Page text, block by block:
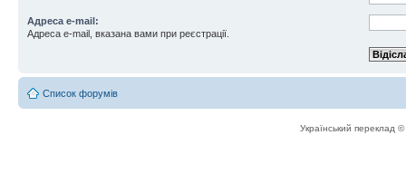
Адреса e-mail:
Адреса e-mail, вказана вами при реєстрації.
Список форумів
Український переклад